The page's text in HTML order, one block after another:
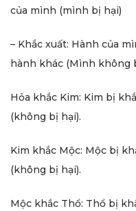
của mình (mình bị hại)
– Khắc xuất: Hành của
hành khác (Mình không
Hỏa khắc Kim: Kim bị
(không bị hại).
Kim khắc Mộc: Mộc bị
(không bị hại).
Mộc khắc Thổ: Thổ bị